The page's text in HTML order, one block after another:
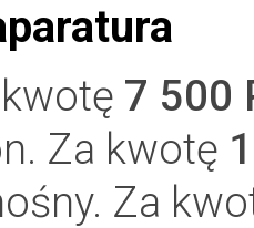
7 500
Za kwotę
Za